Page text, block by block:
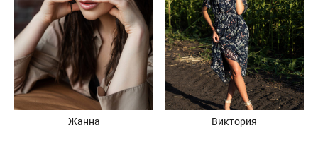
Жанна Виктория